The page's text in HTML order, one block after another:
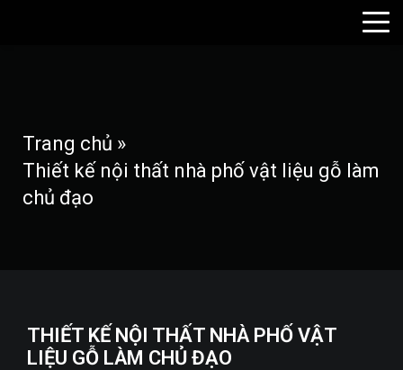
Trang chủ »
Thiết kế nội thất nhà phố vật liệu gỗ làm
chủ đạo
THIẾT KẾ NỘI THẤT NHÀ PHỐ VẬT
LIỆU GỖ LÀM CHỦ ĐẠO